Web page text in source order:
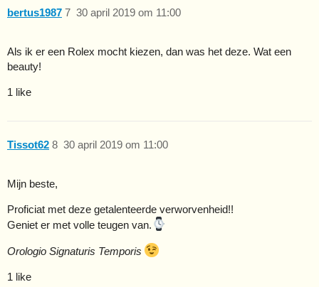
bertus1987 30 april 2019 om 11:00
7
Als ik er een Rolex mocht kiezen, dan was het deze. Wat een
beauty!
1 like
Tissot62 30 april 2019 om 11:00
8
Mijn beste,
Proficiat met deze getalenteerde verworvenheid!!
Geniet er met volle teugen van.
Orologio Signaturis Temporis
1 like